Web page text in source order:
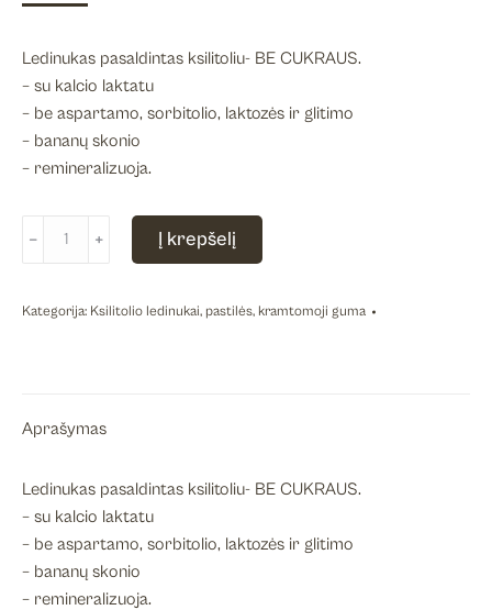
Ledinukas pasaldintas ksilitoliu- BE CUKRAUS.
– su kalcio laktatu
– be aspartamo, sorbitolio, laktozės ir glitimo
– bananų skonio
– remineralizuoja.
XyliPOP
HAGER&WERKEN,
vnt
﹣ ﹢ Į krepšelį
Kategorija: Ksilitolio ledinukai, pastilės, kramtomoji guma
Aprašymas
Ledinukas pasaldintas ksilitoliu- BE CUKRAUS.
– su kalcio laktatu
– be aspartamo, sorbitolio, laktozės ir glitimo
– bananų skonio
– remineralizuoja.